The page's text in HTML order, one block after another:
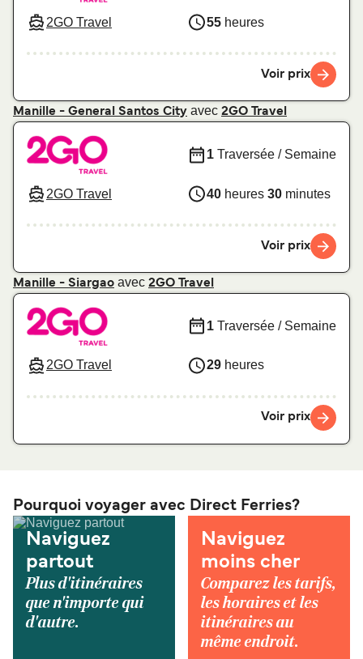
2GO Travel 55 heures
Voir prix
Manille - General Santos City avec 2GO Travel
2GO Travel
1 Traversée / Semaine
40 heures 30 minutes
Voir prix
Manille - Siargao avec 2GO Travel
2GO Travel
1 Traversée / Semaine
29 heures
Voir prix
Pourquoi voyager avec Direct Ferries?
Naviguez
partout
Plus d'itinéraires
que n'importe qui
d'autre.
Naviguez
moins cher
Comparez les tarifs,
les horaires et les
itinéraires au
même endroit.